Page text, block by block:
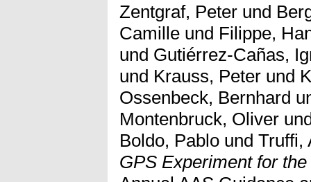
Zentgraf, Peter und
Camille und Filippe,
und Gutiérrez-Cañas,
und Krauss, Peter und
Ossenbeck, Bernhard
Montenbruck, Oliver
Boldo, Pablo und Truffi,
GPS Experiment for